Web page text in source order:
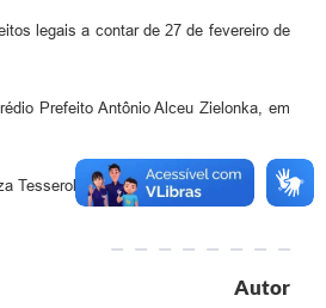
legais a contar de 27 de fevereiro de
Prefeito Antônio Alceu Zielonka, em
Tesserolli
Autor